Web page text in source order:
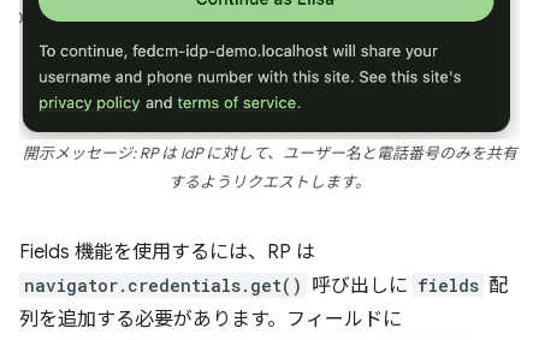
開示メッセージ: RP は IdP に対して、ユーザー名と電話番号のみを共有
するようリクエストします。
Fields 機能を使用するには、RP は
navigator.credentials.get() 呼び出しに fields 配
列を追加する必要があります。フィールドに